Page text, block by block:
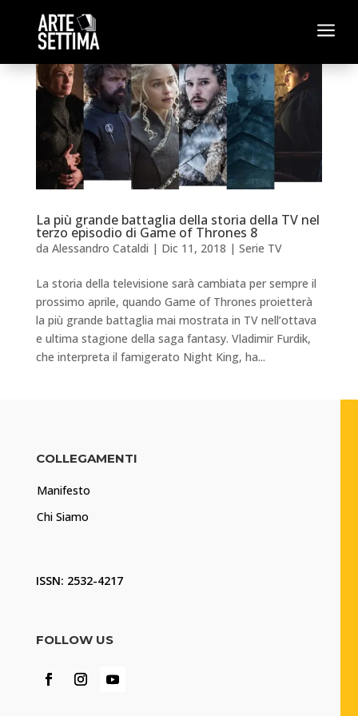
a
La più grande battaglia della storia della TV nel
terzo episodio di Game of Thrones 8
da Alessandro Cataldi | Dic 11, 2018 | Serie TV
La storia della televisione sarà cambiata per sempre il
prossimo aprile, quando Game of Thrones proietterà
la più grande battaglia mai mostrata in TV nell’ottava
e ultima stagione della saga fantasy. Vladimir Furdik,
che interpreta il famigerato Night King, ha...
COLLEGAMENTI
Manifesto
Chi Siamo
ISSN: 2532-4217
FOLLOW US